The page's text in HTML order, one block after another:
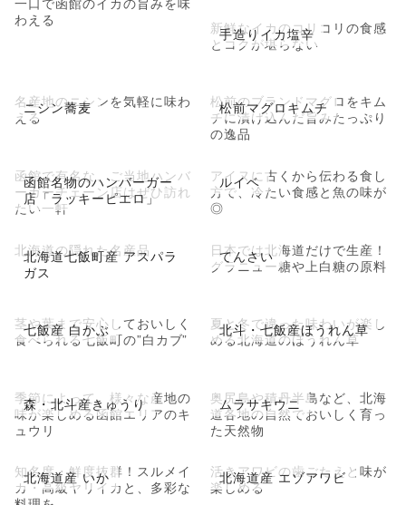
わえる
手造りイカ塩辛
新鮮なイカのコリコリの食感
とコクが堪らない
ニシン蕎麦
名産地のニシンを気軽に味わ
える
松前マグロキムチ
松前のブランドマグロをキム
チに漬け込んだ旨みたっぷり
の逸品
函館名物のハンバーガー
店「ラッキーピエロ」
函館で有名な、ご当地ハンバ
ーガーチェーン店はぜひ訪れ
たい一軒
ルイベ
アイヌに古くから伝わる食し
方で、冷たい食感と魚の味が
◎
北海道七飯町産 アスパラ
ガス
北海道の隠れた名産品 てんさい
日本では北海道だけで生産！
グラニュー糖や上白糖の原料
七飯産 白かぶ
茎や葉まで安心しておいしく
食べられる七飯町の”白カブ”
北斗・七飯産ほうれん草
夏と冬で違った味わいが楽し
める北海道のほうれん草
森・北斗産きゅうり
季節によって、様々な産地の
味が楽しめる函館エリアのキ
ュウリ
ムラサキウニ
奥尻島や積丹半島など、北海
道各地の自然でおいしく育っ
た天然物
北海道産 いか
知名度・鮮度抜群！スルメイ
カ・高級ヤリイカと、多彩な
北海道産 エゾアワビ
活きアワビの歯ごたえと味が
楽しめる